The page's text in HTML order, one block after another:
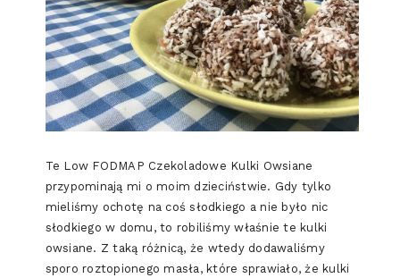
Te Low FODMAP Czekoladowe Kulki Owsiane
przypominają mi o moim dzieciństwie. Gdy tylko
mieliśmy ochotę na coś słodkiego a nie było nic
słodkiego w domu, to robiliśmy właśnie te kulki
owsiane. Z taką różnicą, że wtedy dodawaliśmy
sporo roztopionego masła, które sprawiało, że kulki